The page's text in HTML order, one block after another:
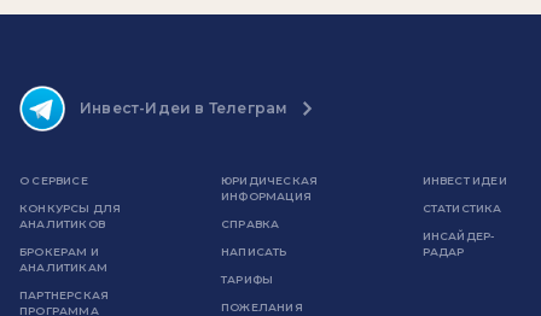
Инвест-Идеи в Телеграм
О СЕРВИСЕ
КОНКУРСЫ ДЛЯ
АНАЛИТИКОВ
БРОКЕРАМ И
АНАЛИТИКАМ
ПАРТНЕРСКАЯ
ПРОГРАММА
ЮРИДИЧЕСКАЯ
ИНФОРМАЦИЯ
СПРАВКА
НАПИСАТЬ
ТАРИФЫ
ПОЖЕЛАНИЯ
ИНВЕСТ ИДЕИ
СТАТИСТИКА
ИНСАЙДЕР-
РАДАР